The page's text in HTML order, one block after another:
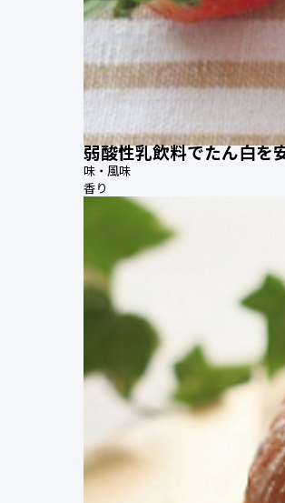
弱酸性乳飲料でたん白を
味・風味
香り